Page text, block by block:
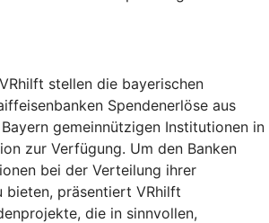
VRhilft stellen die bayerischen
Spendenerlöse aus
gemeinnützigen Institutionen in
zur Verfügung. Um den Banken
bei der Verteilung ihrer
bieten, präsentiert VRhilft
die in sinnvollen,